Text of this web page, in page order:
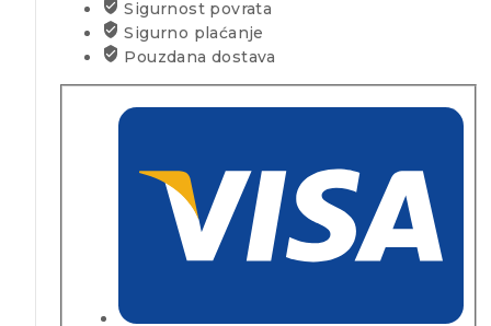
Sigurnost povrata
Sigurno plaćanje
Pouzdana dostava